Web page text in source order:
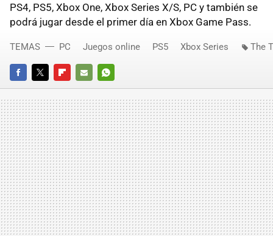
PS4, PS5, Xbox One, Xbox Series X/S, PC y también se
podrá jugar desde el primer día en Xbox Game Pass.
FACEBOOKTWITTERFLIPBOARD
E-
MAIL
WHATSAPP
TEMAS PC Juegos online PS5 Xbox Series The